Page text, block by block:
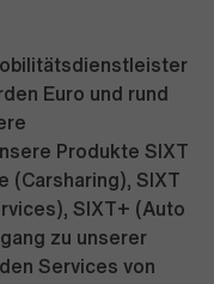
Euro und rund
Produkte SIXT
(Carsharing), SIXT
SIXT+ (Auto
zu unserer
Services von